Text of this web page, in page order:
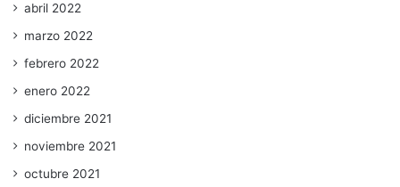
abril 2022
marzo 2022
febrero 2022
enero 2022
diciembre 2021
noviembre 2021
octubre 2021